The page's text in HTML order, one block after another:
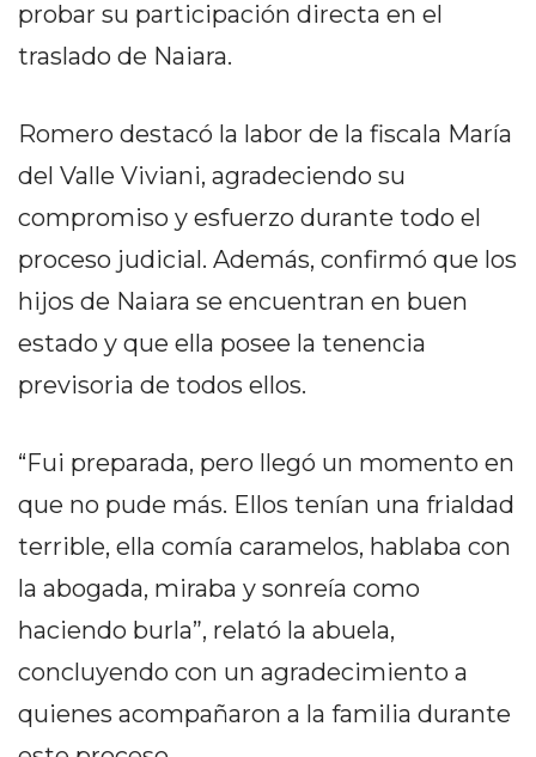
ARRECIFES
DE
Y
CAMPANA
NOTICIAS
ZÁRATE
NOTICIAS
CAMPANA
DE
LA
CRUZ
(BUENOS
AIRES)
EL
probar su participación directa en el
traslado de Naiara.
Romero destacó la labor de la fiscala María
del Valle Viviani, agradeciendo su
compromiso y esfuerzo durante todo el
proceso judicial. Además, confirmó que los
hijos de Naiara se encuentran en buen
estado y que ella posee la tenencia
previsoria de todos ellos.
“Fui preparada, pero llegó un momento en
que no pude más. Ellos tenían una frialdad
terrible, ella comía caramelos, hablaba con
la abogada, miraba y sonreía como
haciendo burla”, relató la abuela,
concluyendo con un agradecimiento a
quienes acompañaron a la familia durante